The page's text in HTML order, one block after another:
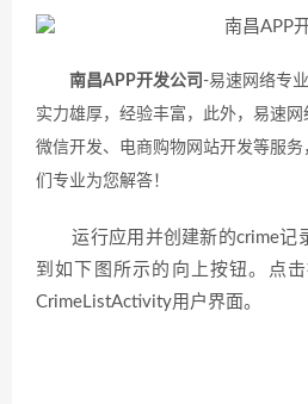
南昌APP开发公司 -易速网络专
实力雄厚，经验丰富，此外，易速网
微信开发、电商购物网站开发等服
们专业为您解答！
运行应用并创建新的crime记
到如下图所示的向上按钮。点
CrimeListActivity用户界面。